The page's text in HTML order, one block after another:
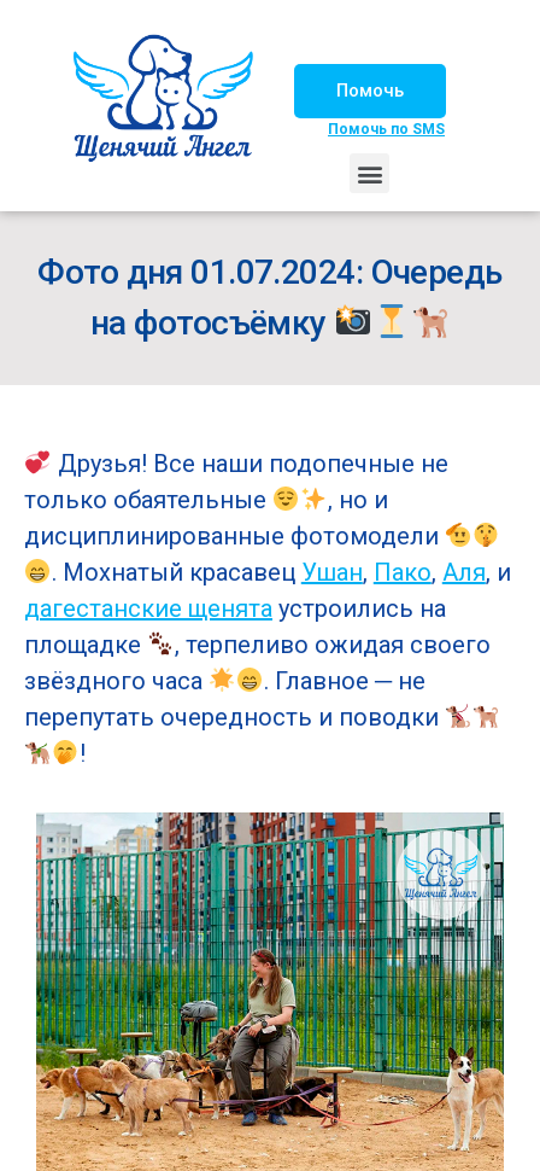
Помочь
Помочь по SMS
Фото дня 01.07.2024: Очередь
на фотосъёмку
Друзья! Все наши подопечные не
только обаятельные
, но и
дисциплинированные фотомодели
. Мохнатый красавец Ушан, Пако, Аля, и
дагестанские щенята устроились на
площадке
, терпеливо ожидая своего
звёздного часа
. Главное ─ не
перепутать очередность и поводки
!